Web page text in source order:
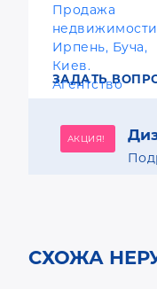
ЗАДАТЬ
АКЦИЯ!
СХОЖА